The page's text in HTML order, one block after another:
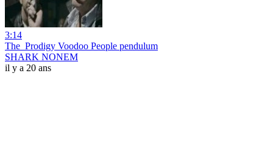
3:14
The_Prodigy Voodoo People pendulum
SHARK NONEM
il y a 20 ans